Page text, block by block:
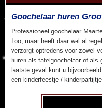
Goochelaar huren
Professioneel goochelaar
Loo, maar heeft daar wel al
verzorgt optredens voor zowel
huren als tafelgoochelaar of als
laatste geval kunt u
een kinderfeestje /